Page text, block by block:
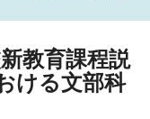
教育課程説
ける文部科